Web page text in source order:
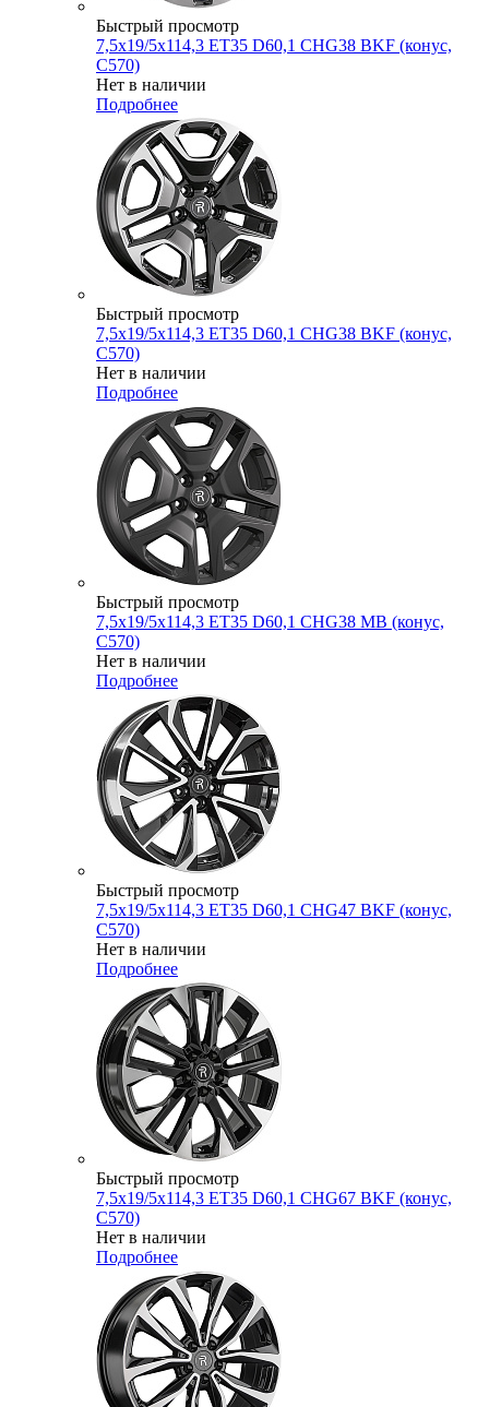
Быстрый просмотр
7,5x19/5x114,3 ET35 D60,1 CHG38 BKF (конус,
C570)
Нет в наличии
Подробнее
Быстрый просмотр
7,5x19/5x114,3 ET35 D60,1 CHG38 BKF (конус,
C570)
Нет в наличии
Подробнее
Быстрый просмотр
7,5x19/5x114,3 ET35 D60,1 CHG38 MB (конус,
C570)
Нет в наличии
Подробнее
Быстрый просмотр
7,5x19/5x114,3 ET35 D60,1 CHG47 BKF (конус,
C570)
Нет в наличии
Подробнее
Быстрый просмотр
7,5x19/5x114,3 ET35 D60,1 CHG67 BKF (конус,
C570)
Нет в наличии
Подробнее